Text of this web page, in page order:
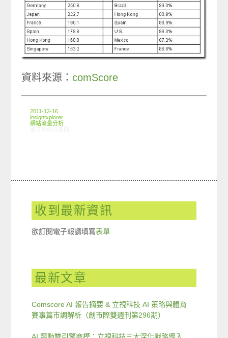
資料來源：comScore
2011-12-16
insightxplorer
網站流量分析
收到最新資訊
欲訂閱電子報請填寫表單
最新文章
Comscore AI 報告摘要 & 立視科技 AI 策略與體育
賽事篇市調解析（創市際雙週刊第296期）
AI 驅動雙引擎商模：立視科技三大深化戰略導入